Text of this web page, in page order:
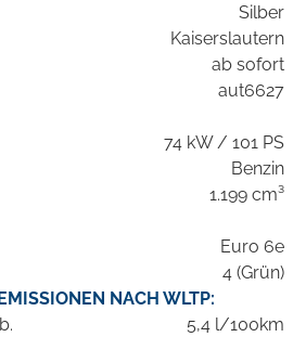
Silber
Kaiserslautern
ab sofort
aut6627
74 kW / 101 PS
Benzin
1.199 cm³
Euro 6e
4 (Grün)
NACH WLTP:
5,4 l/100km